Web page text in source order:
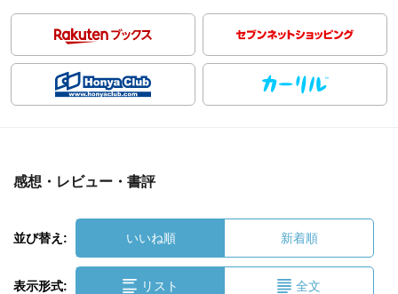
感想・レビュー・書評
並び替え: いいね順 新着順
表示形式: リスト 全文